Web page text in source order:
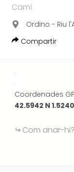
Camí
Ordino - Riu
Compartir
Coordenades
42.5942 N
Com anar-hi?